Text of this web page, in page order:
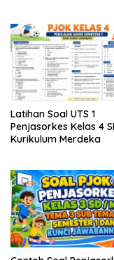
Latihan Soal UTS 1
Penjasorkes Kelas 4
Kurikulum Merdeka